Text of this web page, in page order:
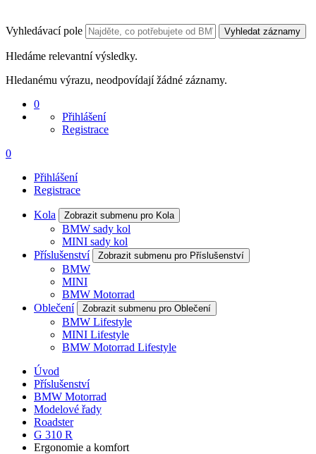
Vyhledávací pole Vyhledat záznamy
Hledáme relevantní výsledky.
Hledanému výrazu, neodpovídají žádné záznamy.
0
Přihlášení
Registrace
0
Přihlášení
Registrace
Kola Zobrazit submenu pro Kola
BMW sady kol
MINI sady kol
Příslušenství
Zobrazit submenu pro Příslušenství
BMW
MINI
BMW Motorrad
Oblečení
Zobrazit submenu pro Oblečení
BMW Lifestyle
MINI Lifestyle
BMW Motorrad Lifestyle
Úvod
Příslušenství
BMW Motorrad
Modelové řady
Roadster
G 310 R
Ergonomie a komfort